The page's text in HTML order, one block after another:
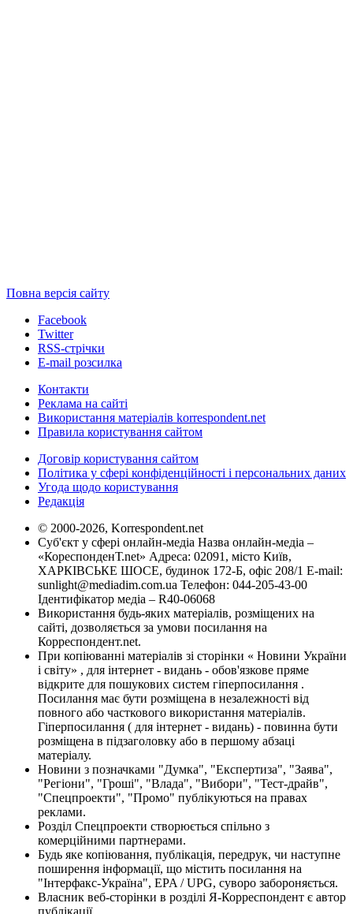
Повна версія сайту
Facebook
Twitter
RSS-стрічки
E-mail розсилка
Контакти
Реклама на сайті
Використання матеріалів korrespondent.net
Правила користування сайтом
Договір користування сайтом
Політика у сфері конфіденційності і персональних даних
Угода щодо користування
Редакція
© 2000-2026, Korrespondent.net
Суб'єкт у сфері онлайн-медіа Назва онлайн-медіа –
«КореспонденТ.net» Адреса: 02091, місто Київ,
ХАРКІВСЬКЕ ШОСЕ, будинок 172-Б, офіс 208/1 E-mail:
sunlight@mediadim.com.ua Телефон: 044-205-43-00
Ідентифікатор медіа – R40-06068
Використання будь-яких матеріалів, розміщених на
сайті, дозволяється за умови посилання на
Корреспондент.net.
При копіюванні матеріалів зі сторінки « Новини України
і світу» , для інтернет - видань - обов'язкове пряме
відкрите для пошукових систем гіперпосилання .
Посилання має бути розміщена в незалежності від
повного або часткового використання матеріалів.
Гіперпосилання ( для інтернет - видань) - повинна бути
розміщена в підзаголовку або в першому абзаці
матеріалу.
Новини з позначками "Думка", "Експертиза", "Заява",
"Регіони", "Гроші", "Влада", "Вибори", "Тест-драйв",
"Спецпроекти", "Промо" публікуються на правах
реклами.
Розділ Спецпроекти створюється спільно з
комерційними партнерами.
Будь яке копіювання, публікація, передрук, чи наступне
поширення інформації, що містить посилання на
"Інтерфакс-Україна", EPA / UPG, суворо забороняється.
Власник веб-сторінки в розділі Я-Корреспондент є автор
публікації.